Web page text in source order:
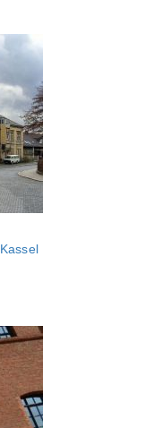
Kassel